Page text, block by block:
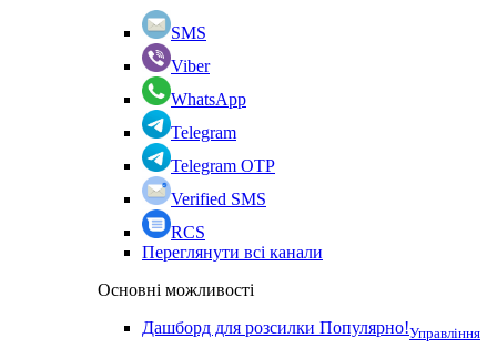
SMS
Viber
WhatsApp
Telegram
Telegram OTP
Verified SMS
RCS
Переглянути всі канали
Основні можливості
Дашборд для розсилки Популярно!Управління